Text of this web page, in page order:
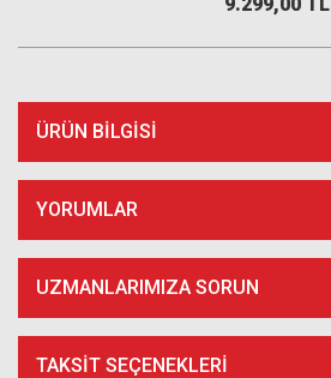
ÜRÜN BILGISI
YORUMLAR
UZMANLARIMIZA SORUN
TAKSIT SEÇENEKLERI